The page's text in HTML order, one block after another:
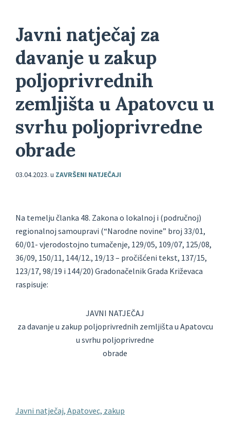
Javni natječaj za
davanje u zakup
poljoprivrednih
zemljišta u Apatovcu u
svrhu poljoprivredne
obrade
03.04.2023. u ZAVRŠENI NATJEČAJI
Na temelju članka 48. Zakona o lokalnoj i (područnoj)
regionalnoj samoupravi (“Narodne novine” broj 33/01,
60/01- vjerodostojno tumačenje, 129/05, 109/07, 125/08,
36/09, 150/11, 144/12., 19/13 – pročišćeni tekst, 137/15,
123/17, 98/19 i 144/20) Gradonačelnik Grada Križevaca
raspisuje:
JAVNI NATJEČAJ
za davanje u zakup poljoprivrednih zemljišta u Apatovcu
u svrhu poljoprivredne
obrade
Javni natječaj, Apatovec, zakup